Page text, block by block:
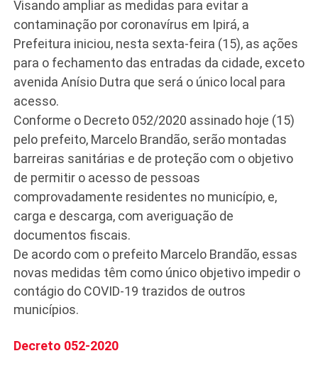
Visando ampliar as medidas para evitar a
contaminação por coronavírus em Ipirá, a
Prefeitura iniciou, nesta sexta-feira (15), as ações
para o fechamento das entradas da cidade, exceto
avenida Anísio Dutra que será o único local para
acesso.
Conforme o Decreto 052/2020 assinado hoje (15)
pelo prefeito, Marcelo Brandão, serão montadas
barreiras sanitárias e de proteção com o objetivo
de permitir o acesso de pessoas
comprovadamente residentes no município, e,
carga e descarga, com averiguação de
documentos fiscais.
De acordo com o prefeito Marcelo Brandão, essas
novas medidas têm como único objetivo impedir o
contágio do COVID-19 trazidos de outros
municípios.
Decreto 052-2020